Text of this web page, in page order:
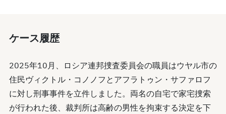
ケース履歴
2025年10月、ロシア連邦捜査委員会の職員はウヤル市の
住民ヴィクトル・コノノフとアフラトゥン・サファロフ
に対し刑事事件を立件しました。両名の自宅で家宅捜索
が行われた後、裁判所は高齢の男性を拘束する決定を下